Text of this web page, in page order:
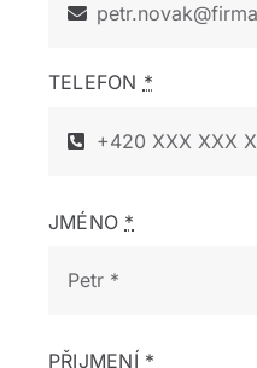
TELEFON *
JMÉNO *
PŘIJMENÍ *